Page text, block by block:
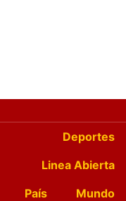
Deportes
Linea Abierta
País
Mundo